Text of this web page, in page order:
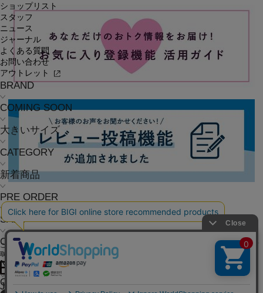
ショップリスト
スタッフ
ニュース
ジャーナル
よくある質問
お問い合わせ
アウトレット
BRAND
COMING SOON
大きいサイズ
CATEGORY
新着商品
PRE ORDER
SALE
COORDINATE
NEWS
JOURNAL
ご利用ガイド よくある質問 お問い合わせ 会社概要 個人情報保護方針
特定商
取引法に基づく表記
OFFICIAL SNS